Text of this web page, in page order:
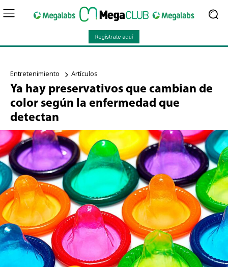
Entretenimiento Artículos
Ya hay preservativos que cambian de
color según la enfermedad que
detectan